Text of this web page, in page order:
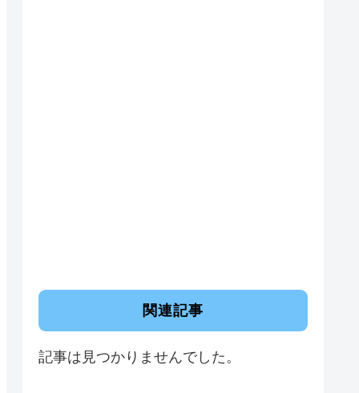
関連記事
記事は見つかりませんでした。